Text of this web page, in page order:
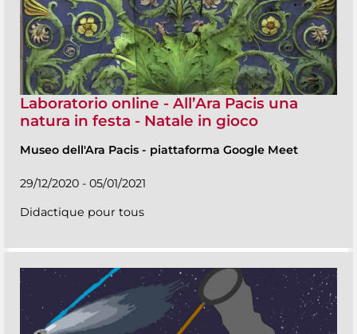
Laboratorio online - All’Ara Pacis una
natura in festa - Natale in gioco
Museo dell'Ara Pacis - piattaforma Google Meet
29/12/2020 - 05/01/2021
Didactique pour tous